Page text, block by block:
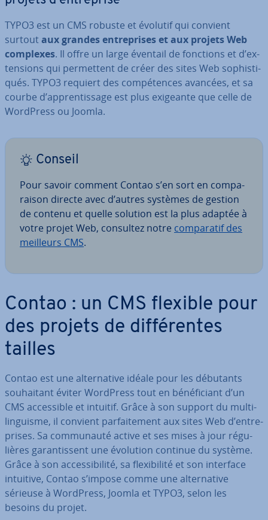
TYPO3 est un CMS robuste et évolutif qui convient
surtoutaux grandes en­tre­prises et aux projets Web
complexes. Il offre un large éventail de fonctions et d’ex­
ten­sions qui per­met­tent de créer des sites Web so­phis­ti­
qués. TYPO3 requiert des com­pé­tences avancées, et sa
courbe d’ap­pren­tis­sage est plus exigeante que celle de
WordPress ou Joomla.
Conseil
Pour savoir comment Contao s’en sort en com­pa­
rai­son directe avec d’autres systèmes de gestion
de contenu et quelle solution est la plus adaptée à
votre projet Web, consultez notre com­pa­ra­tif des
meilleurs CMS.
Contao : un CMS flexible pour
des projets de dif­fé­rentes
tailles
Contao est une al­ter­na­tive idéale pour les débutants
sou­hai­tant éviter WordPress tout en bé­né­fi­ciant d’un
CMS ac­ces­sible et intuitif. Grâce à son support du mul­ti­
lin­guisme, il convient par­fai­te­ment aux sites Web d’en­tre­
prises. Sa com­mu­nauté active et ses mises à jour ré­gu­
lières ga­ran­tis­sent une évolution continue du système.
Grâce à son ac­ces­si­bi­lité, sa flexi­bi­lité et son interface
intuitive, Contao s’impose comme une al­ter­na­tive
sérieuse à WordPress, Joomla et TYPO3, selon les
besoins du projet.